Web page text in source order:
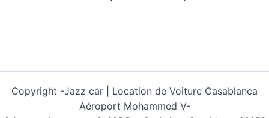
Copyright -Jazz car | Location de Voiture Casablanca
Aéroport Mohammed V-